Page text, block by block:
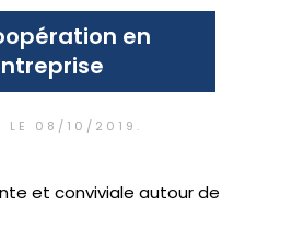
en
LE 08/10/2019 .
et conviviale autour de